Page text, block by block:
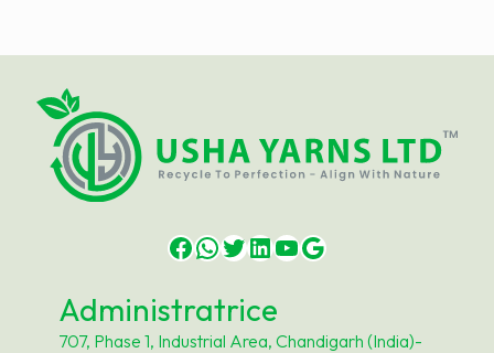
Facebook
WhatsApp
Twitter
LinkedIn
YouTube
Google
Administratrice
707, Phase 1, Industrial Area, Chandigarh (India)-